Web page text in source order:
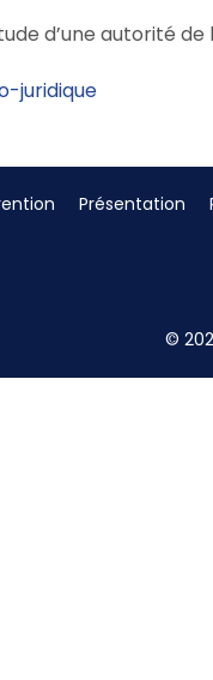
d’une autorité
juridique
Présentation
©